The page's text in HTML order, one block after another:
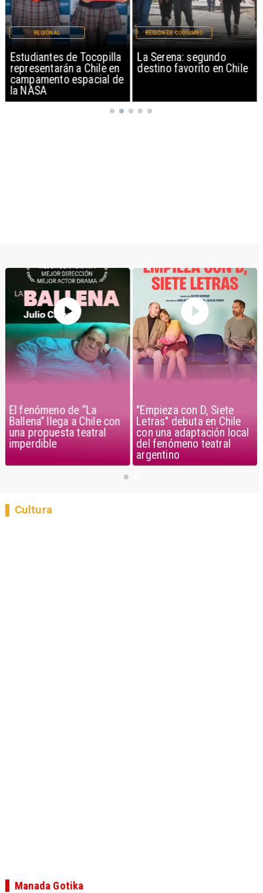
Estudiantes de Tocopilla
representarán a Chile en
campamento espacial de
la NASA
REGIONAL
La Serena: segundo
destino favorito en Chile
REGIÓN DE COQUIMBO
El fenómeno de “La
Ballena” llega a Chile con
una propuesta teatral
imperdible
"Empieza con D, Siete
Letras" debuta en Chile
con una adaptación local
del fenómeno teatral
argentino
Cultura
Manada Gotika